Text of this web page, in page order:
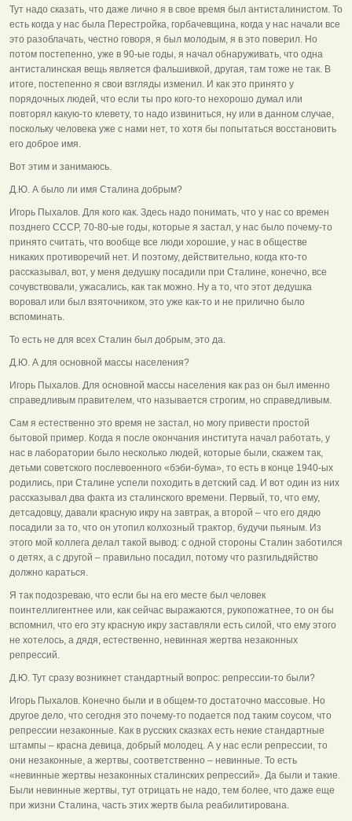
Тут надо сказать, что даже лично я в свое время был антисталинистом. То
есть когда у нас была Перестройка, горбачевщина, когда у нас начали все
это разоблачать, честно говоря, я был молодым, я в это поверил. Но
потом постепенно, уже в 90-ые годы, я начал обнаруживать, что одна
антисталинская вещь является фальшивкой, другая, там тоже не так. В
итоге, постепенно я свои взгляды изменил. И как это принято у
порядочных людей, что если ты про кого-то нехорошо думал или
повторял какую-то клевету, то надо извиниться, ну или в данном случае,
поскольку человека уже с нами нет, то хотя бы попытаться восстановить
его доброе имя.
Вот этим и занимаюсь.
Д.Ю. А было ли имя Сталина добрым?
Игорь Пыхалов. Для кого как. Здесь надо понимать, что у нас со времен
позднего СССР, 70-80-ые годы, которые я застал, у нас было почему-то
принято считать, что вообще все люди хорошие, у нас в обществе
никаких противоречий нет. И поэтому, действительно, когда кто-то
рассказывал, вот, у меня дедушку посадили при Сталине, конечно, все
сочувствовали, ужасались, как так можно. Ну а то, что этот дедушка
воровал или был взяточником, это уже как-то и не прилично было
вспоминать.
То есть не для всех Сталин был добрым, это да.
Д.Ю. А для основной массы населения?
Игорь Пыхалов. Для основной массы населения как раз он был именно
справедливым правителем, что называется строгим, но справедливым.
Сам я естественно это время не застал, но могу привести простой
бытовой пример. Когда я после окончания института начал работать, у
нас в лаборатории было несколько людей, которые были, скажем так,
детьми советского послевоенного «бэби-бума», то есть в конце 1940-ых
родились, при Сталине успели походить в детский сад. И вот один из них
рассказывал два факта из сталинского времени. Первый, то, что ему,
детсадовцу, давали красную икру на завтрак, а второй – что его дядю
посадили за то, что он утопил колхозный трактор, будучи пьяным. Из
этого мой коллега делал такой вывод: с одной стороны Сталин заботился
о детях, а с другой – правильно посадил, потому что разгильдяйство
должно караться.
Я так подозреваю, что если бы на его месте был человек
поинтеллигентнее или, как сейчас выражаются, рукопожатнее, то он бы
вспомнил, что его эту красную икру заставляли есть силой, что ему этого
не хотелось, а дядя, естественно, невинная жертва незаконных
репрессий.
Д.Ю. Тут сразу возникнет стандартный вопрос: репрессии-то были?
Игорь Пыхалов. Конечно были и в общем-то достаточно массовые. Но
другое дело, что сегодня это почему-то подается под таким соусом, что
репрессии незаконные. Как в русских сказках есть некие стандартные
штампы – красна девица, добрый молодец. А у нас если репрессии, то
они незаконные, а жертвы, соответственно – невинные. То есть
«невинные жертвы незаконных сталинских репрессий». Да были и такие.
Были невинные жертвы, тут отрицать не надо, тем более, что даже еще
при жизни Сталина, часть этих жертв была реабилитирована.